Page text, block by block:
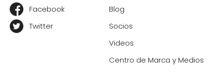
Facebook
Twitter
Blog
Socios
Videos
Centro de Marca y Medios